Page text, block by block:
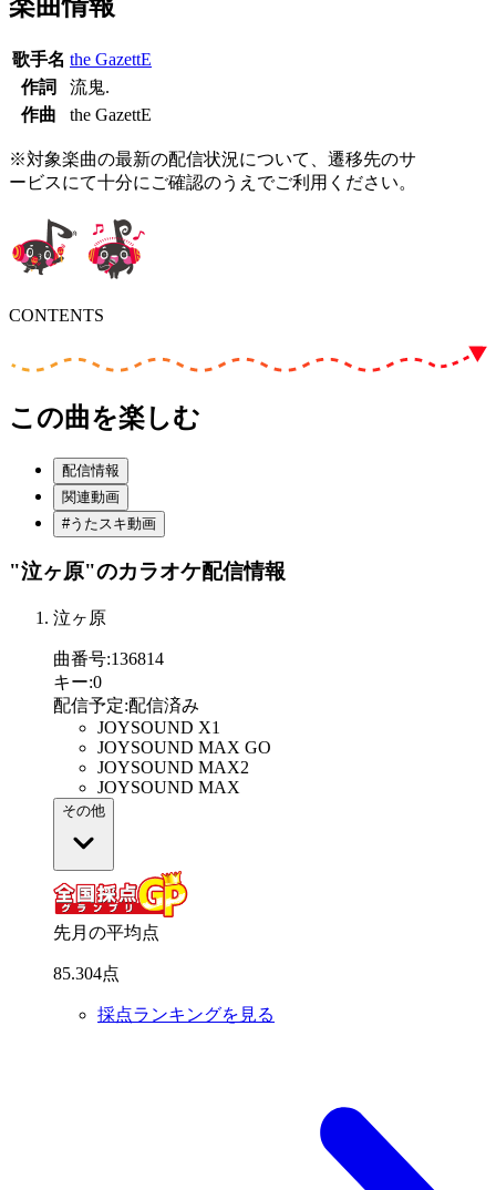
歌手名 the GazettE
作詞
流鬼.
作曲
the GazettE
※対象楽曲の最新の配信状況について、遷移先のサ
ービスにて十分にご確認のうえでご利用ください。
CONTENTS
この曲を楽しむ
配信情報
関連動画
#うたスキ動画
"泣ヶ原"のカラオケ配信情報
泣ヶ原
曲番号:136814
キー:0
配信予定:配信済み
JOYSOUND X1
JOYSOUND MAX GO
JOYSOUND MAX2
JOYSOUND MAX
その他
先月の平均点
85.304点
採点ランキングを見る